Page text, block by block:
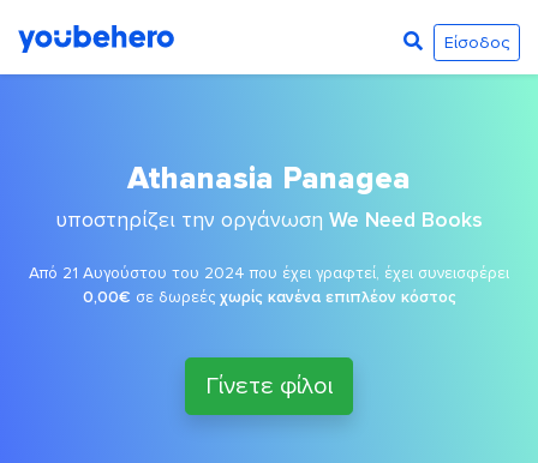
Είσοδος
Athanasia Panagea
υποστηρίζει την οργάνωση We Need Books
Από 21 Αυγούστου του 2024 που έχει γραφτεί, έχει συνεισφέρει
0,00€ σε δωρεές χωρίς κανένα επιπλέον κόστος
Γίνετε φίλοι